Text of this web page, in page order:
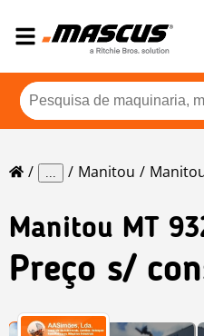
... Manitou
Manitou MT
Preço s/